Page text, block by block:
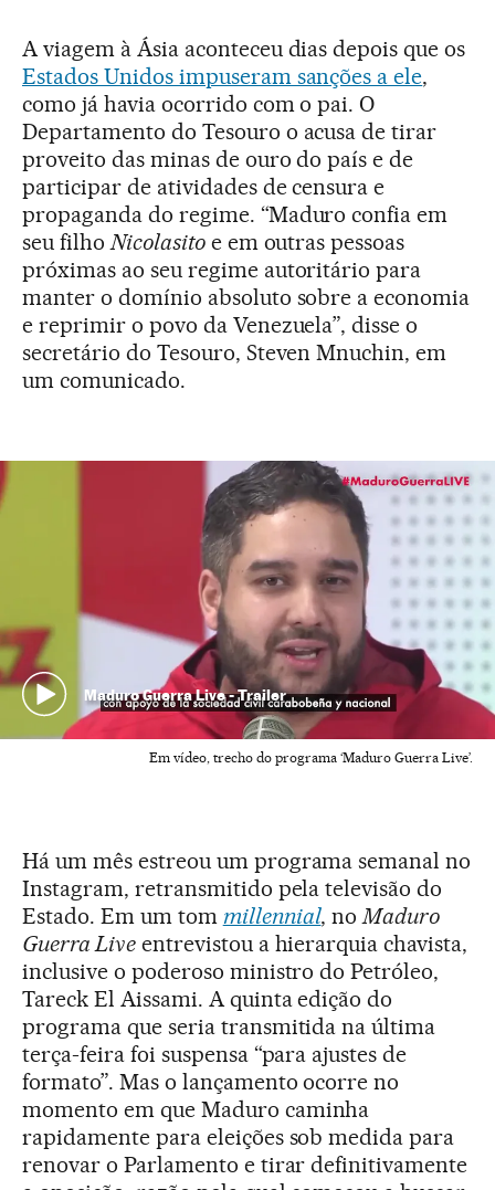
A viagem à Ásia aconteceu dias depois que os
Estados Unidos impuseram sanções a ele,
como já havia ocorrido com o pai. O
Departamento do Tesouro o acusa de tirar
proveito das minas de ouro do país e de
participar de atividades de censura e
propaganda do regime. “Maduro confia em
seu filhoNicolasitoe em outras pessoas
próximas ao seu regime autoritário para
manter o domínio absoluto sobre a economia
e reprimir o povo da Venezuela”, disse o
secretário do Tesouro, Steven Mnuchin, em
um comunicado.
Maduro Guerra Live - Trailer
Em vídeo, trecho do programa ‘Maduro Guerra Live’.
Há um mês estreou um programa semanal no
Instagram, retransmitido pela televisão do
Estado. Em um tom millennial, noMaduro
Guerra Liveentrevistou a hierarquia chavista,
inclusive o poderoso ministro do Petróleo,
Tareck El Aissami. A quinta edição do
programa que seria transmitida na última
terça-feira foi suspensa “para ajustes de
formato”. Mas o lançamento ocorre no
momento em que Maduro caminha
rapidamente para eleições sob medida para
renovar o Parlamento e tirar definitivamente